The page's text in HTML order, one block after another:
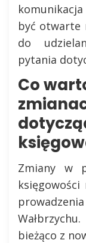
być otwarte
do
pytania
Co
Zmiany w
bieżąco z